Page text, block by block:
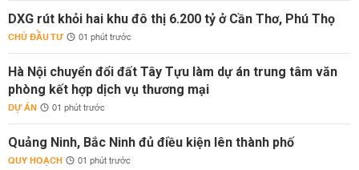
DXG rút khỏi hai khu đô thị 6.200 tỷ ở Cần Thơ, Phú Thọ
CHỦ ĐẦU TƯ 01 phút trước
Hà Nội chuyển đổi đất Tây Tựu làm dự án trung tâm văn
phòng kết hợp dịch vụ thương mại
DỰ ÁN 01 phút trước
Quảng Ninh, Bắc Ninh đủ điều kiện lên thành phố
QUY HOẠCH 01 phút trước